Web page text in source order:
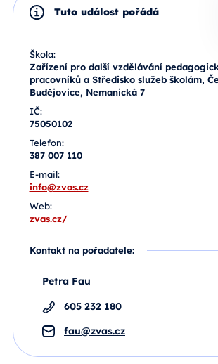
Tuto událost pořádá
Škola:
Zařízení pro další vzdělávání
pracovníků a Středisko služeb školám,
Budějovice, Nemanická 7
IČ:
75050102
Telefon:
387 007 110
E-mail:
info@zvas.cz
Web:
zvas.cz/
Kontakt na pořadatele:
Petra Fau
605 232 180
fau@zvas.cz